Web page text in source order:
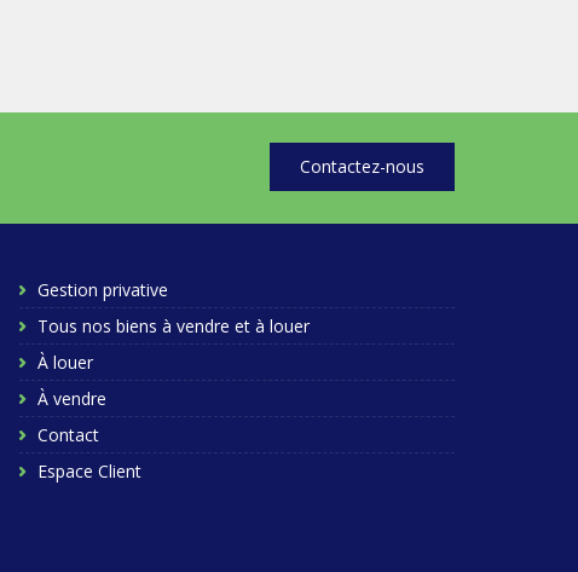
Contactez-nous
Gestion privative
Tous nos biens à vendre et à louer
À louer
À vendre
Contact
Espace Client